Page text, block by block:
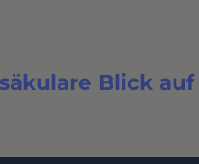
Blick